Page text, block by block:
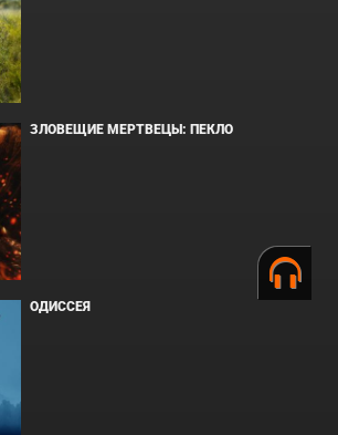
ЗЛОВЕЩИЕ МЕРТВЕЦЫ: ПЕКЛО
ОДИССЕЯ